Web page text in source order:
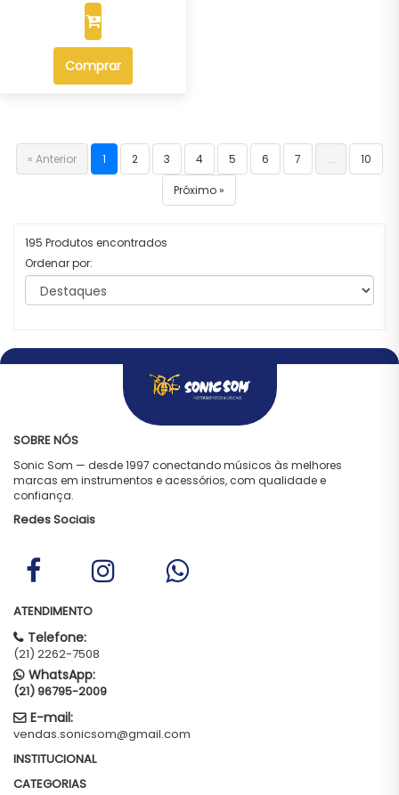
Comprar
« Anterior 1 2 3 4 5 6 7 ... 10
Próximo »
195 Produtos encontrados
Ordenar por:
SOBRE NÓS
Sonic Som — desde 1997 conectando músicos às melhores
marcas em instrumentos e acessórios, com qualidade e
confiança.
Redes Sociais
ATENDIMENTO
Telefone:
(21) 2262-7508
WhatsApp:
(21) 96795-2009
E-mail:
vendas.sonicsom@gmail.com
INSTITUCIONAL
CATEGORIAS